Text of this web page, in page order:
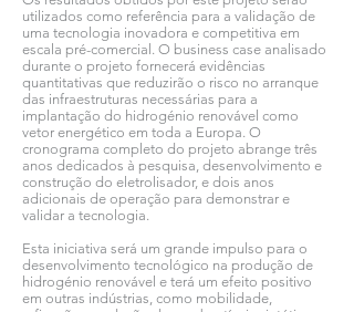
utilizados como referência para a validação de
uma tecnologia inovadora e competitiva em
escala pré-comercial. O business case analisado
durante o projeto fornecerá evidências
quantitativas que reduzirão o risco no arranque
das infraestruturas necessárias para a
implantação do hidrogénio renovável como
vetor energético em toda a Europa. O
cronograma completo do projeto abrange três
anos dedicados à pesquisa, desenvolvimento e
construção do eletrolisador, e dois anos
adicionais de operação para demonstrar e
validar a tecnologia.
Esta iniciativa será um grande impulso para o
desenvolvimento tecnológico na produção de
hidrogénio renovável e terá um efeito positivo
em outras indústrias, como mobilidade,